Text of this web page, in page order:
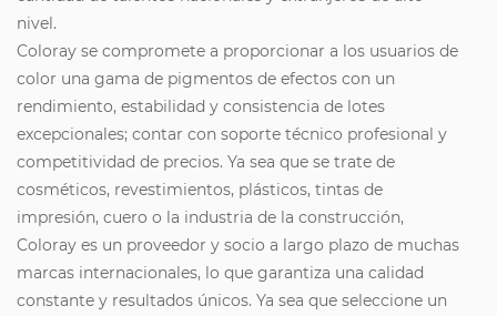
nivel.
Coloray se compromete a proporcionar a los usuarios de
color una gama de pigmentos de efectos con un
rendimiento, estabilidad y consistencia de lotes
excepcionales; contar con soporte técnico profesional y
competitividad de precios. Ya sea que se trate de
cosméticos, revestimientos, plásticos, tintas de
impresión, cuero o la industria de la construcción,
Coloray es un proveedor y socio a largo plazo de muchas
marcas internacionales, lo que garantiza una calidad
constante y resultados únicos. Ya sea que seleccione un